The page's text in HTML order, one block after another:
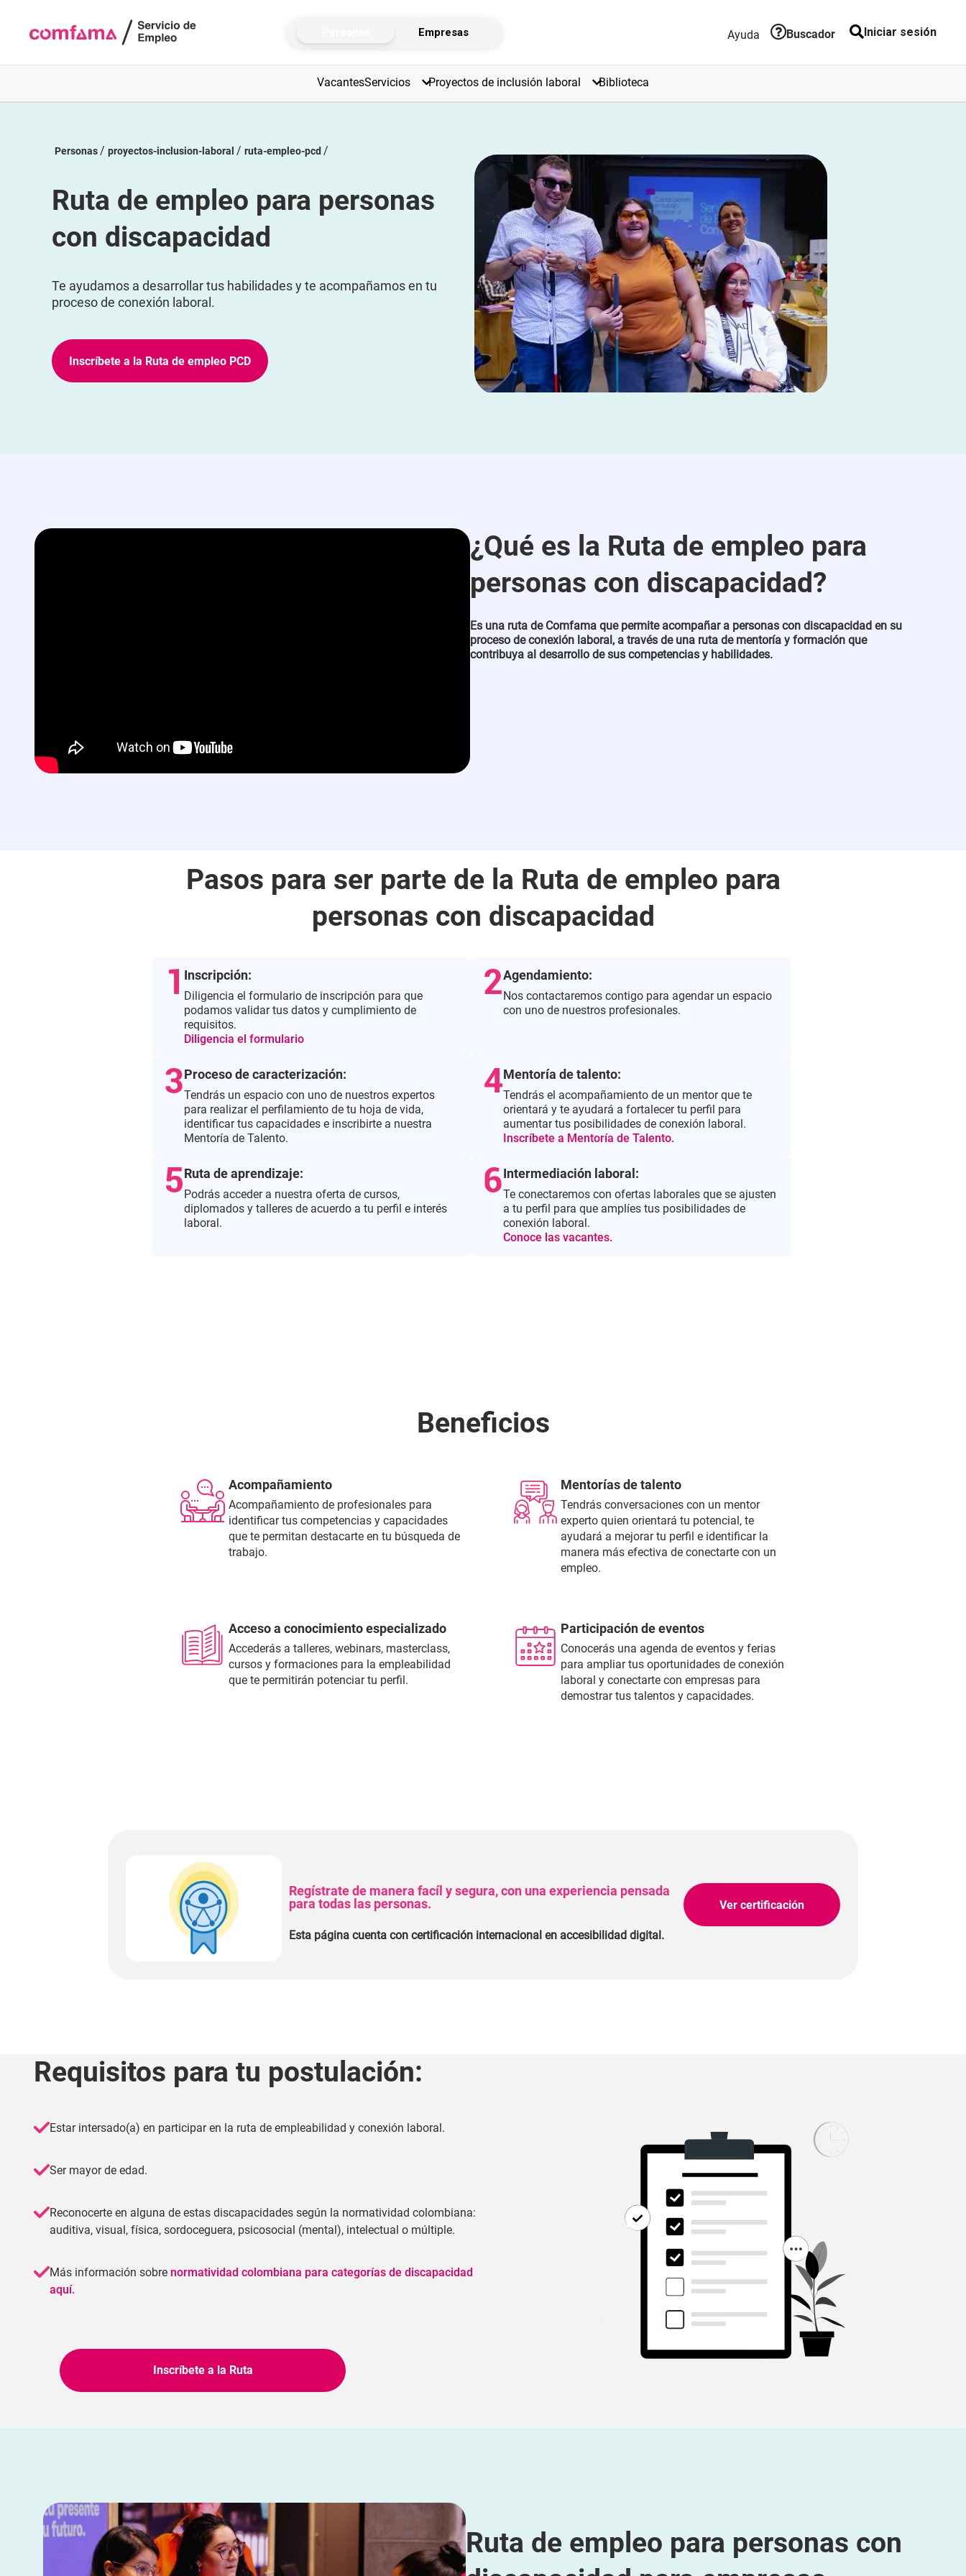
Empresas Ayuda Buscador Iniciar sesión
VacantesServicios Proyectos de inclusión laboral Biblioteca
Personas proyectos-inclusion-laboral ruta-empleo-pcd
Ruta de empleo para personas
con discapacidad
Te ayudamos a desarrollar tus habilidades y te acompañamos en tu
proceso de conexión laboral.
Inscríbete a la Ruta de empleo PCD
¿Qué es la Ruta de empleo para
personas con discapacidad?
Es una ruta de Comfama que permite acompañar a personas con discapacidad en su
proceso de conexión laboral, a través de una ruta de mentoría y formación que
contribuya al desarrollo de sus competencias y habilidades.
Pasos para ser parte de la Ruta de empleo para
personas con discapacidad
Inscripción:
Diligencia el formulario de inscripción para que
podamos validar tus datos y cumplimiento de
requisitos.
Diligencia el formulario
Agendamiento:
Nos contactaremos contigo para agendar un espacio
con uno de nuestros profesionales.
Proceso de caracterización:
Tendrás un espacio con uno de nuestros expertos
para realizar el perfilamiento de tu hoja de vida,
identificar tus capacidades e inscribirte a nuestra
Mentoría de Talento.
Mentoría de talento:
Tendrás el acompañamiento de un mentor que te
orientará y te ayudará a fortalecer tu perfil para
aumentar tus posibilidades de conexión laboral.
Inscríbete a Mentoría de Talento.
Ruta de aprendizaje:
Podrás acceder a nuestra oferta de cursos,
diplomados y talleres de acuerdo a tu perfil e interés
laboral.
Intermediación laboral:
Te conectaremos con ofertas laborales que se ajusten
a tu perfil para que amplíes tus posibilidades de
conexión laboral.
Conoce las vacantes.
Beneficios
Acompañamiento
Acompañamiento de profesionales para
identificar tus competencias y capacidades
que te permitan destacarte en tu búsqueda de
trabajo.
Mentorías de talento
Tendrás conversaciones con un mentor
experto quien orientará tu potencial, te
ayudará a mejorar tu perfil e identificar la
manera más efectiva de conectarte con un
empleo.
Acceso a conocimiento especializado
Accederás a talleres, webinars, masterclass,
cursos y formaciones para la empleabilidad
que te permitirán potenciar tu perfil.
Participación de eventos
Conocerás una agenda de eventos y ferias
para ampliar tus oportunidades de conexión
laboral y conectarte con empresas para
demostrar tus talentos y capacidades.
Regístrate de manera facíl y segura, con una experiencia pensada
para todas las personas.
Esta página cuenta con certificación internacional en accesibilidad digital.
Ver certificación
Requisitos para tu postulación:
Estar intersado(a) en participar en la ruta de empleabilidad y conexión laboral.
Ser mayor de edad.
Reconocerte en alguna de estas discapacidades según la normatividad colombiana:
auditiva, visual, física, sordoceguera, psicosocial (mental), intelectual o múltiple.
Más información sobre normatividad colombiana para categorías de discapacidad
aquí.
Inscríbete a la Ruta
Ruta de empleo para personas con